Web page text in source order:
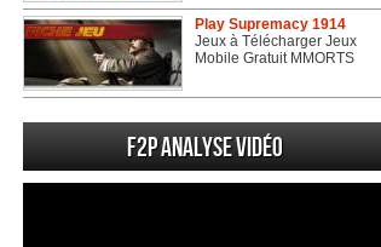
Play Supremacy 1914
Jeux à Télécharger Jeux
Mobile Gratuit MMORTS
F2P Analyse vidéo